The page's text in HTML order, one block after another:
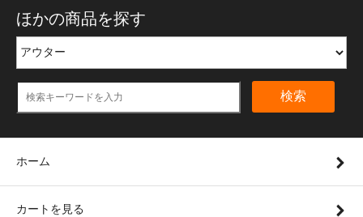
ほかの商品を探す
検索
ホーム
カートを見る